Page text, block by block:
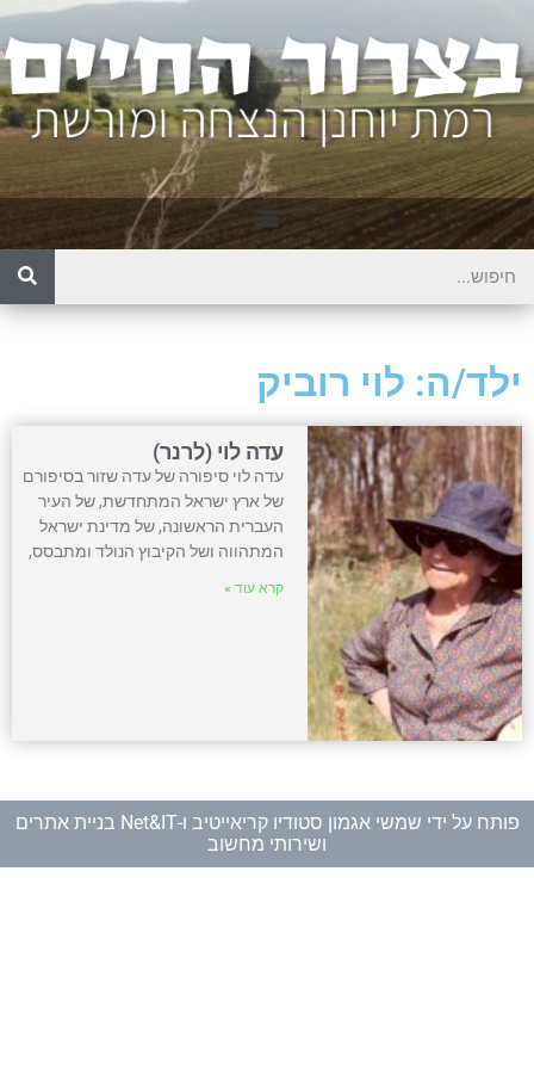
ילד/ה: לוי רוביק
עדה לוי (לרנר)
עדה לוי סיפורה של עדה שזור בסיפורם
של ארץ ישראל המתחדשת, של העיר
העברית הראשונה, של מדינת ישראל
המתהווה ושל הקיבוץ הנולד ומתבסס,
קרא עוד »
פותח על ידי שמשי אגמון סטודיו קריאייטיב ו-
Net&IT בניית אתרים
ושירותי מחשוב